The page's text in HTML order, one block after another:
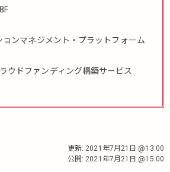
ョンマネジメント・プラットフォーム
ウドファンディング構築サービス
更新: 2021年7月21日 @13:00
公開: 2021年7月21日 @15:00